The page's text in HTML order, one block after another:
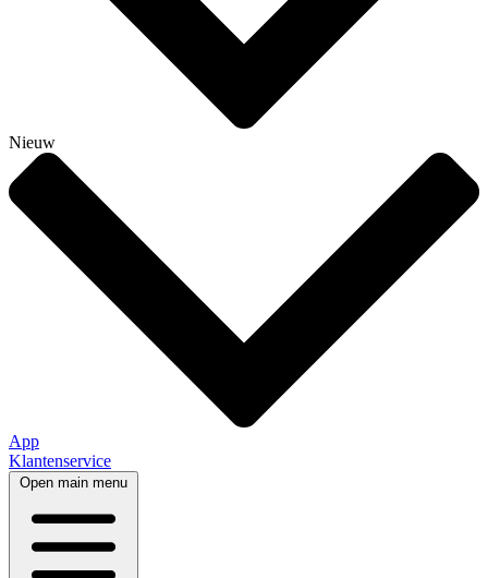
Nieuw
App
Klantenservice
Open main menu